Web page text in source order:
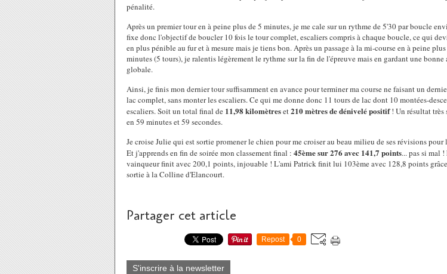
pénalité.
Après un premier tour en à peine plus de 5 minutes, je me cale sur un rythme de 5'30 par boucle
fixe donc l'objectif de boucler 10 fois le tour complet, escaliers compris à chaque boucle, ce qui
en plus pénible au fur et à mesure mais je tiens bon. Après un passage à la mi-course en à peine
minutes (5 tours), je ralentis légèrement le rythme sur la fin de l'épreuve mais en gardant une bonne
globale.
Ainsi, je finis mon dernier tour suffisamment en avance pour terminer ma course ne faisant un
lac complet, sans monter les escaliers. Ce qui me donne donc 11 tours de lac dont 10 montées-
escaliers. Soit un total final de 11,98 kilomètreset210 mètres de dénivelé positif! Un résultat très
en 59 minutes et 59 secondes.
Je croise Julie qui est sortie promener le chien pour me croiser au beau milieu de ses révisions pour
Et j'apprends en fin de soirée mon classement final : 45ème sur 276 avec 141,7 points... pas si mal !
vainqueur finit avec 200,1 points, injouable ! L'ami Patrick finit lui 103ème avec 128,8 points
sortie à la Colline d'Elancourt.
Partager cet article
Repost 0
S'inscrire à la newsletter